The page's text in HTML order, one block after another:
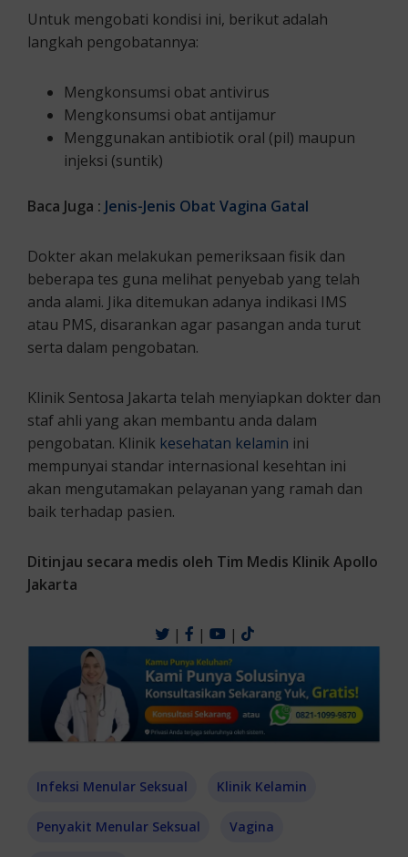
Untuk mengobati kondisi ini, berikut adalah
langkah pengobatannya:
Mengkonsumsi obat antivirus
Mengkonsumsi obat antijamur
Menggunakan antibiotik oral (pil) maupun
injeksi (suntik)
Baca Juga : Jenis-Jenis Obat Vagina Gatal
Dokter akan melakukan pemeriksaan fisik dan
beberapa tes guna melihat penyebab yang telah
anda alami. Jika ditemukan adanya indikasi IMS
atau PMS, disarankan agar pasangan anda turut
serta dalam pengobatan.
Klinik Sentosa Jakarta telah menyiapkan dokter dan
staf ahli yang akan membantu anda dalam
pengobatan. Klinik kesehatan kelamin ini
mempunyai standar internasional kesehtan ini
akan mengutamakan pelayanan yang ramah dan
baik terhadap pasien.
Ditinjau secara medis oleh Tim Medis Klinik Apollo
Jakarta
| | |
Infeksi Menular Seksual Klinik Kelamin
Penyakit Menular Seksual Vagina